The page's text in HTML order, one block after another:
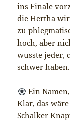
ins Finale
die Hertha
zu
hoch, aber
wusste jeder,
schwer haben.
Ein
Klar, das
Schalker